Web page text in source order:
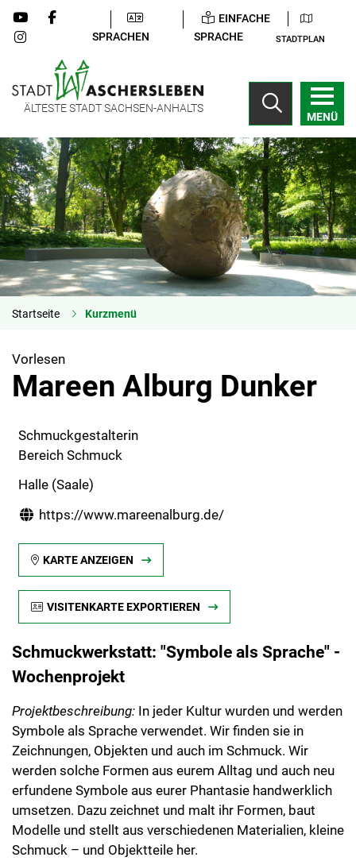
SPRACHEN
EINFACHE
SPRACHE
STADTPLAN
ÄLTESTE STADT SACHSEN-ANHALTS
MENÜ
Startseite Kurzmenü
Vorlesen
Mareen Alburg Dunker
Schmuckgestalterin
Bereich Schmuck
Halle (Saale)
https://www.mareenalburg.de/
KARTE ANZEIGEN
VISITENKARTE EXPORTIEREN
Schmuckwerkstatt: "Symbole als Sprache" -
Wochenprojekt
Projektbeschreibung: In jeder Kultur wurden und werden
Symbole als Sprache verwendet. Wir finden sie in
Zeichnungen, Objekten und auch im Schmuck. Wir
werden solche Formen aus eurem Alltag und auch neu
erfundene Symbole aus eurer Phantasie handwerklich
umsetzen. Dazu zeichnet und malt ihr Formen, baut
Modelle und stellt aus verschiedenen Materialien, kleine
Schmuck – und Objektteile her.